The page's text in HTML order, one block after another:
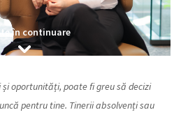
în continuare
oportunități, poate fi greu să decizi
pentru tine. Tinerii absolvenți sau